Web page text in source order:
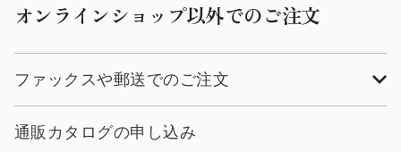
オンラインショップ以外でのご注文
ファックスや郵送でのご注文
通販カタログの申し込み